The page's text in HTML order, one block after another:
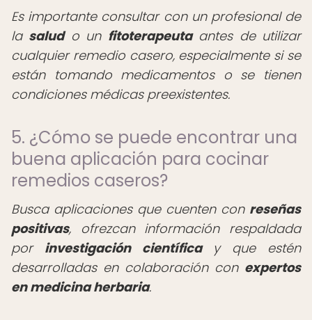
Es importante consultar con un profesional de
la saludo un fitoterapeutaantes de utilizar
cualquier remedio casero, especialmente si se
están tomando medicamentos o se tienen
condiciones médicas preexistentes.
5. ¿Cómo se puede encontrar una
buena aplicación para cocinar
remedios caseros?
Busca aplicaciones que cuenten con reseñas
positivas, ofrezcan información respaldada
por investigación científicay que estén
desarrolladas en colaboración con expertos
en medicina herbaria.